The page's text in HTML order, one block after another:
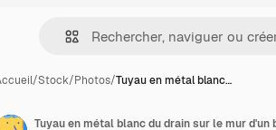
/Stock/Photos/Tuyau en métal blanc…